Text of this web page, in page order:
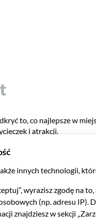
to, co najlepsze w
i atrakcji.